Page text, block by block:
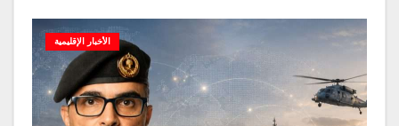
الأخبار الإقليمية